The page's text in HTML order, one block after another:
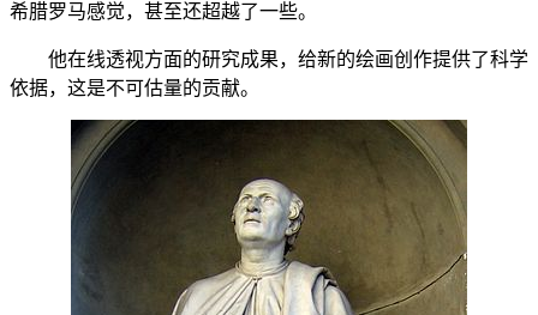
希腊罗马感觉，甚至还超越了一些。
他在线透视方面的研究成果，给新的绘画创作提供了科学
依据，这是不可估量的贡献。